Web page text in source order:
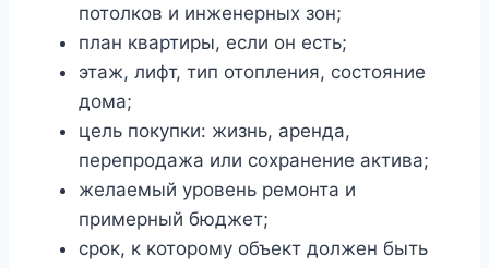
потолков и инженерных зон;
план квартиры, если он есть;
этаж, лифт, тип отопления, состояние
дома;
цель покупки: жизнь, аренда,
перепродажа или сохранение актива;
желаемый уровень ремонта и
примерный бюджет;
срок, к которому объект должен быть